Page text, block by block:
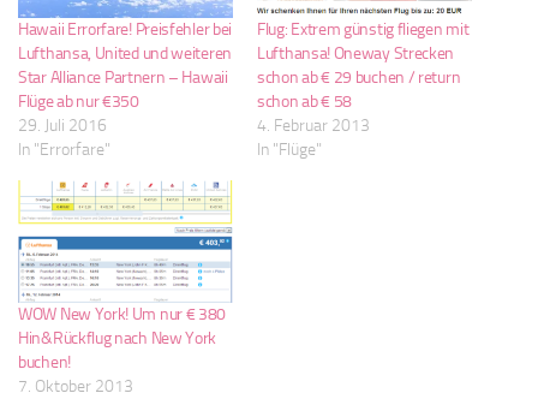
Hawaii Errorfare! Preisfehler bei
Lufthansa, United und weiteren
Star Alliance Partnern – Hawaii
Flüge ab nur €350
29. Juli 2016
In "Errorfare"
Flug: Extrem günstig fliegen mit
Lufthansa! Oneway Strecken
schon ab € 29 buchen / return
schon ab € 58
4. Februar 2013
In "Flüge"
WOW New York! Um nur € 380
Hin&Rückflug nach New York
buchen!
7. Oktober 2013